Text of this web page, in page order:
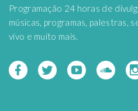
Programação 24 horas de
músicas, programas, palestras,
vivo e muito mais.